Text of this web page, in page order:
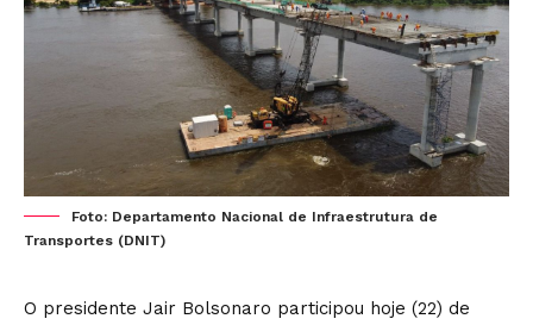
Foto: Departamento Nacional de Infraestrutura de
Transportes (DNIT)
O presidente Jair Bolsonaro participou hoje (22) de